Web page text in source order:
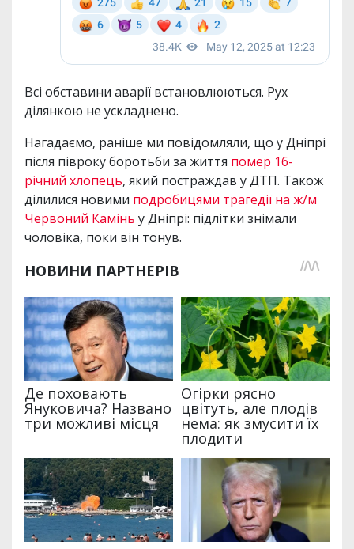
Всі обставини аварії встановлюються. Рух
ділянкою не ускладнено.
Нагадаємо, раніше ми повідомляли, що у Дніпрі
після півроку боротьби за життя помер 16-
річний хлопець, який постраждав у ДТП. Також
ділилися новими подробицями трагедії на ж/м
Червоний Камінь у Дніпрі: підлітки знімали
чоловіка, поки він тонув.